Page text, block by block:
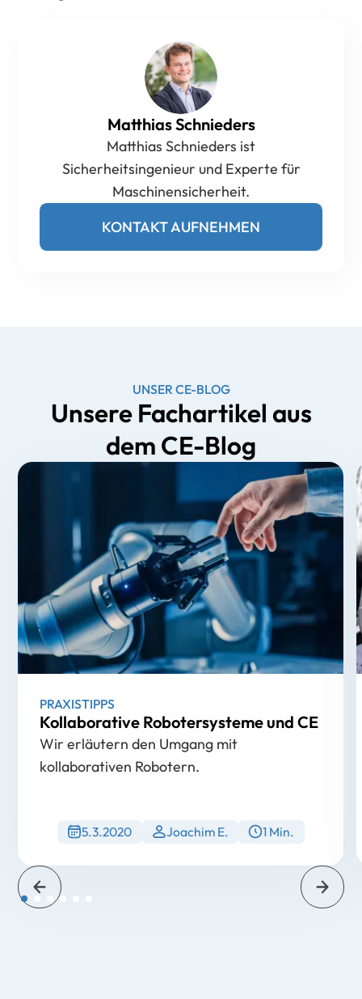
Matthias Schnieders
Matthias Schnieders ist
Sicherheitsingenieur und Experte für
Maschinensicherheit.
KONTAKT AUFNEHMEN
UNSER CE-BLOG
Unsere Fachartikel aus
dem CE-Blog
PRAXISTIPPS
Kollaborative Robotersysteme und CE
Wir erläutern den Umgang mit
kollaborativen Robotern.
5.3.2020 Joachim E. 1 Min.